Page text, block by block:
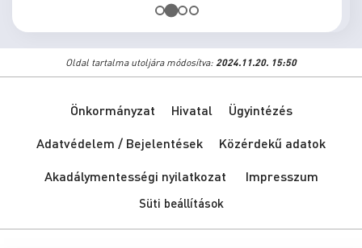
Oldal tartalma utoljára módosítva: 2024.11.20. 15:50
Önkormányzat Hivatal
Ügyintézés
Adatvédelem / Bejelentések
Közérdekű adatok
Akadálymentességi nyilatkozat
Impresszum
Süti beállítások